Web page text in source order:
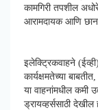
कामगिरी तपशील
आरामदायक आणि छान
इलेक्ट्रिकवाहने
कार्यक्षमतेच्या
या वाहनांमधील कमी
ड्रायव्हर्ससाठी